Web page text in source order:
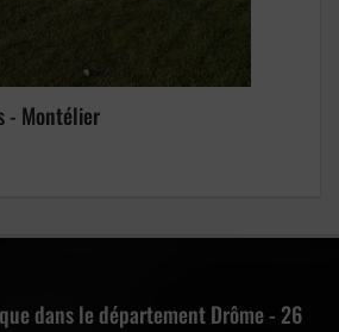
- Montélier
dans le département Drôme - 26